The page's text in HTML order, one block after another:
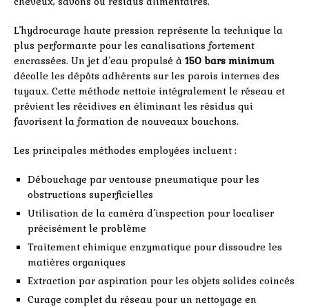
L’hydrocurage haute pression représente la technique la
plus performante pour les canalisations fortement
encrassées. Un jet d’eau propulsé à 150 bars minimum
décolle les dépôts adhérents sur les parois internes des
tuyaux. Cette méthode nettoie intégralement le réseau et
prévient les récidives en éliminant les résidus qui
favorisent la formation de nouveaux bouchons.
Les principales méthodes employées incluent :
Débouchage par ventouse pneumatique pour les
obstructions superficielles
Utilisation de la caméra d’inspection pour localiser
précisément le problème
Traitement chimique enzymatique pour dissoudre les
matières organiques
Extraction par aspiration pour les objets solides coincés
Curage complet du réseau pour un nettoyage en